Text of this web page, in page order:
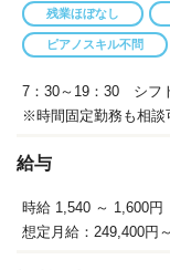
残業ほぼなし
ピアノスキル不問
7：30～19：30 シフ
※時間固定勤務も相談
給与
時給 1,540 ～ 1,600円
想定月給：249,400円